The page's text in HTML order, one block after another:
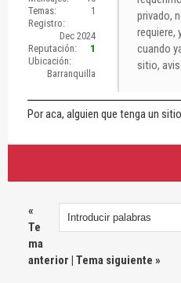
Temas:
1
Registro:
Dec 2024
Reputación:
1
Ubicación:
Barranquilla
privado,
requiere,
cuando
sitio,
Por aca, alguien que tenga un
«
Te
ma
anterior | Tema siguiente »